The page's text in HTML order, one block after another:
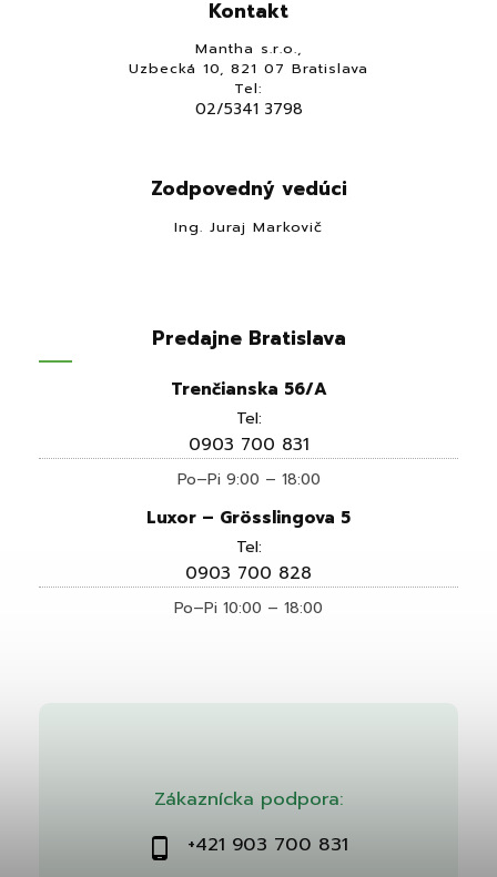
Zákaznícka podpora:
+421 903 700 831
Kontakt
Mantha s.r.o.,
Uzbecká 10, 821 07 Bratislava
Tel:
02/5341 3798
Zodpovedný vedúci
Ing. Juraj Markovič
Predajne Bratislava
Trenčianska 56/A
Tel:
0903 700 831
Po–Pi 9:00 – 18:00
Luxor – Grösslingova 5
Tel:
0903 700 828
Po–Pi 10:00 – 18:00